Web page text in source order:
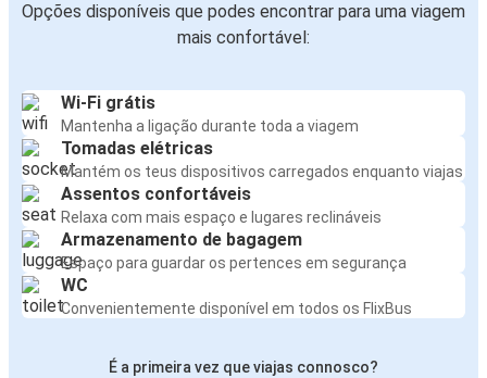
Opções disponíveis que podes encontrar para uma viagem
mais confortável:
Wi-Fi grátis
Mantenha a ligação durante toda a viagem
Tomadas elétricas
Mantém os teus dispositivos carregados enquanto viajas
Assentos confortáveis
Relaxa com mais espaço e lugares reclináveis
Armazenamento de bagagem
Espaço para guardar os pertences em segurança
WC
Convenientemente disponível em todos os FlixBus
É a primeira vez que viajas connosco?